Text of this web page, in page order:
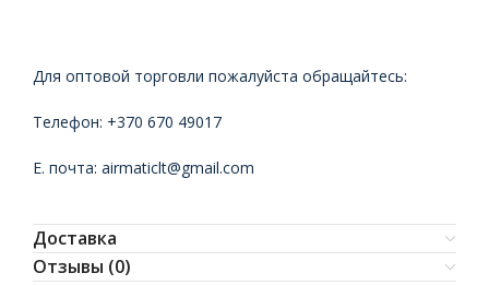
Для оптовой торговли пожалуйста обращайтесь:
Телефон: +370 670 49017
Е. почта: airmaticlt@gmail.com
Доставка
Отзывы (0)